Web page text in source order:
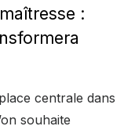
:
centrale dans
souhaite